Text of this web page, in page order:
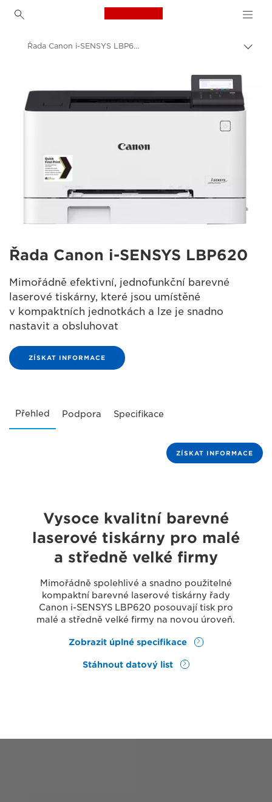
Canon Logo, back to
Řešení a služby
Výrobky pro firmy
Tiskárny
Office Colour Printers
Řada Canon i-SENSYS LBP620
Řada Canon i-SENSYS LBP620
Mimořádně efektivní, jednofunkční barevné
laserové tiskárny, které jsou umístěné
v kompaktních jednotkách a lze je snadno
nastavit a obsluhovat
ZÍSKAT INFORMACE
Přehled Podpora Specifikace
ZÍSKAT INFORMACE
Vysoce kvalitní barevné
laserové tiskárny pro malé
a středně velké firmy
Mimořádně spolehlivé a snadno použitelné
kompaktní barevné laserové tiskárny řady
Canon i-SENSYS LBP620 posouvají tisk pro
malé a středně velké firmy na novou úroveň.
Zobrazit úplné specifikace
Stáhnout datový list